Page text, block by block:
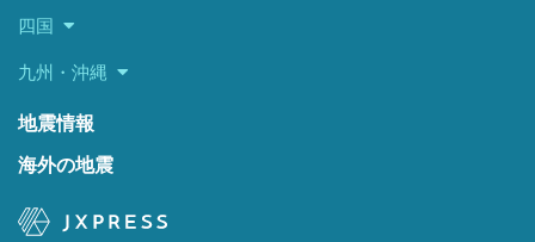
四国
九州・沖縄
地震情報
海外の地震